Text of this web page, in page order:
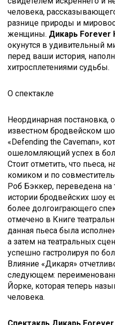
человека,
разнице природы и
женщины. Дикарь Forever
окунутся в удивительный
перед ваши история,
хитросплетениями судьбы.
О спектакле
Неординарная постановка,
известном бродвейском
«Defending the Caveman»,
ошеломляющий успех в
Стоит отметить, что пьеса,
комиком и по
Роб Бэккер, переведена на
истории бродвейских шоу
более долгоиграющего
отмечено в Книге
данная пьеса была
а затем на театральных
успешно гастролируя по
Влияние «Дикаря»
следующем:
Йорке, которая теперь
человека.